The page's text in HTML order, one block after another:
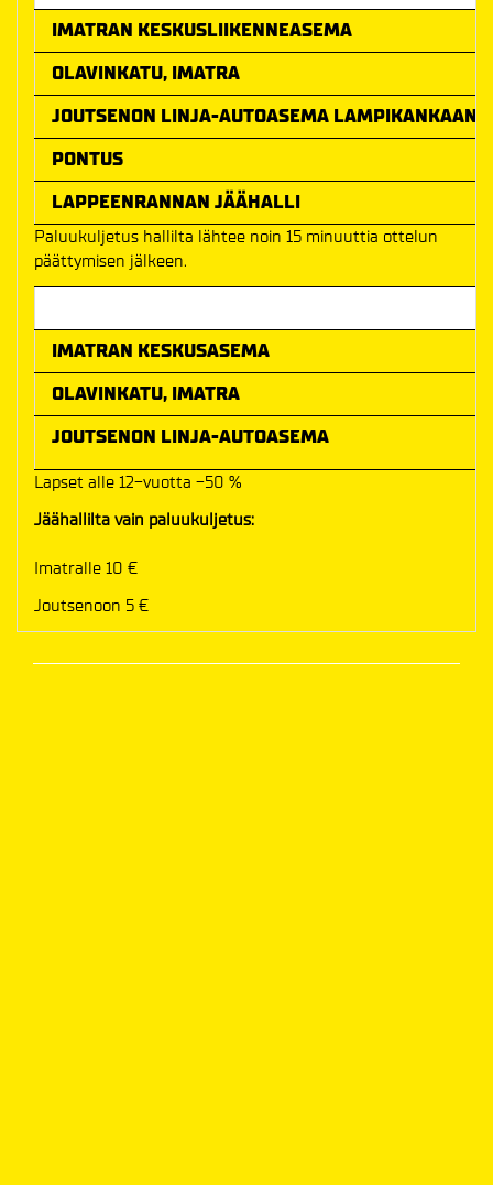
IMATRAN KESKUSLIIKENNEASEMA
OLAVINKATU, IMATRA
JOUTSENON LINJA-AUTOASEMA LAMPIKANKAAN
PONTUS
LAPPEENRANNAN JÄÄHALLI
Paluukuljetus hallilta lähtee noin 15 minuuttia ottelun
päättymisen jälkeen.
IMATRAN KESKUSASEMA
OLAVINKATU, IMATRA
JOUTSENON LINJA-AUTOASEMA
Lapset alle 12-vuotta -50 %
Jäähallilta vain paluukuljetus:
Imatralle 10 €
Joutsenoon 5 €